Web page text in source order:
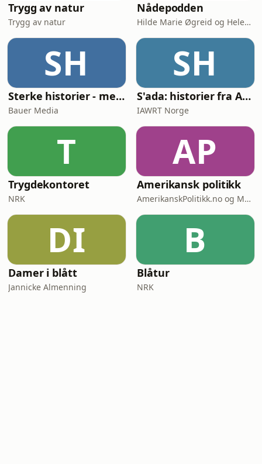
Trygg av natur
Trygg av natur
Nådepodden
Hilde Marie Øgreid og Helene Benedikte Granum-Aanestad
SH
Sterke historier - med Tore Strømøy
Bauer Media
SH
S'ada: historier fra Afghanistan
IAWRT Norge
T
Trygdekontoret
NRK
AP
Amerikansk politikk
AmerikanskPolitikk.no og Moderne Media
DI
Damer i blått
Jannicke Almenning
B
Blåtur
NRK